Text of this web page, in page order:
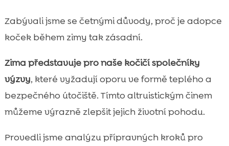
Zabývali jsme se četnými důvody, proč je adopce
koček během zimy tak zásadní.
Zima představuje pro naše kočičí společníky
výzvy, které vyžadují oporu ve formě teplého a
bezpečného útočiště. Tímto altruistickým činem
můžeme výrazně zlepšit jejich životní pohodu.
Provedli jsme analýzu přípravných kroků pro